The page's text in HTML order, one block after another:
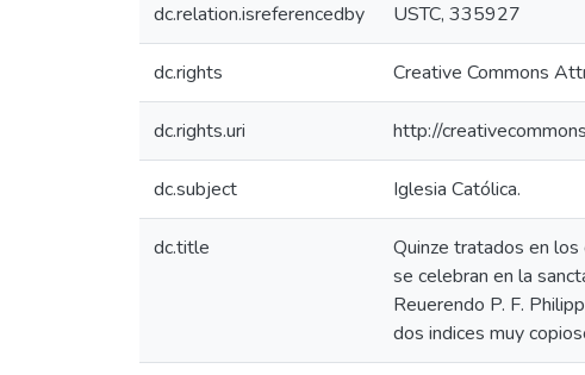
dc.relation.isreferencedby USTC, 335927
dc.rights Creative Commons
dc.rights.uri http://
dc.subject Iglesia Católica.
dc.title
Quinze tratados en
se celebran en la
Reuerendo P. F.
dos indices muy